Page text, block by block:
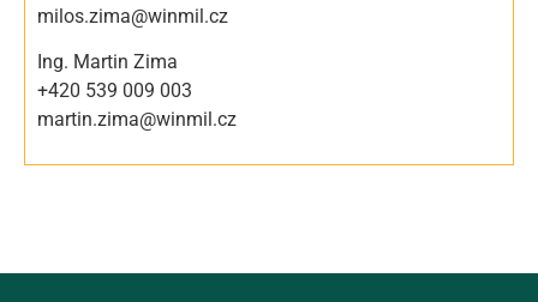
milos.zima@winmil.cz
Ing. Martin Zima
+420 539 009 003
martin.zima@winmil.cz